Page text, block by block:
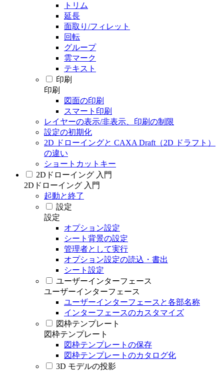
トリム
延長
面取り/フィレット
回転
グループ
雲マーク
テキスト
印刷
印刷
図面の印刷
スマート印刷
レイヤーの表示/非表示、印刷の制限
設定の初期化
2D ドローイングと CAXA Draft（2D ドラフト）
の違い
ショートカットキー
2Dドローイング 入門
2Dドローイング 入門
起動と終了
設定
設定
オプション設定
シート背景の設定
管理者として実行
オプション設定の読込・書出
シート設定
ユーザーインターフェース
ユーザーインターフェース
ユーザーインターフェースと各部名称
インターフェースのカスタマイズ
図枠テンプレート
図枠テンプレート
図枠テンプレートの保存
図枠テンプレートのカタログ化
3D モデルの投影